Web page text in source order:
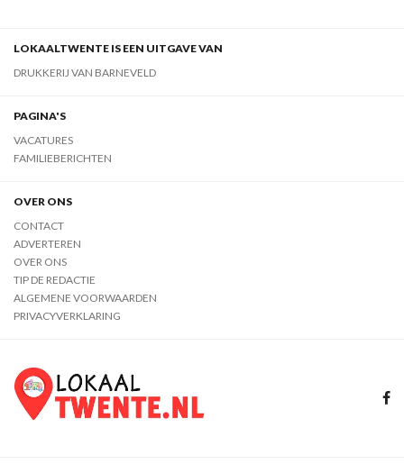
LOKAALTWENTE IS EEN UITGAVE VAN
DRUKKERIJ VAN BARNEVELD
PAGINA'S
VACATURES
FAMILIEBERICHTEN
OVER ONS
CONTACT
ADVERTEREN
OVER ONS
TIP DE REDACTIE
ALGEMENE VOORWAARDEN
PRIVACYVERKLARING